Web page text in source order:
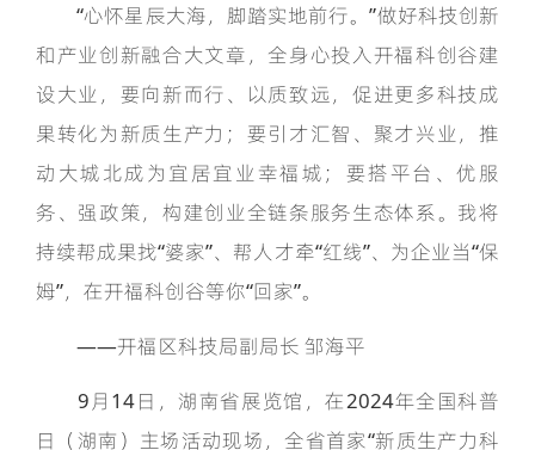
“心怀星辰大海，脚踏实地前行。”做好科技创新
和产业创新融合大文章，全身心投入开福科创谷建
设大业，要向新而行、以质致远，促进更多科技成
果转化为新质生产力；要引才汇智、聚才兴业，推
动大城北成为宜居宜业幸福城；要搭平台、优服
务、强政策，构建创业全链条服务生态体系。我将
持续帮成果找“婆家”、帮人才牵“红线”、为企业当“保
姆”，在开福科创谷等你“回家”。
——开福区科技局副局长 邹海平
9月14日，湖南省展览馆，在2024年全国科普
日（湖南）主场活动现场，全省首家“新质生产力科